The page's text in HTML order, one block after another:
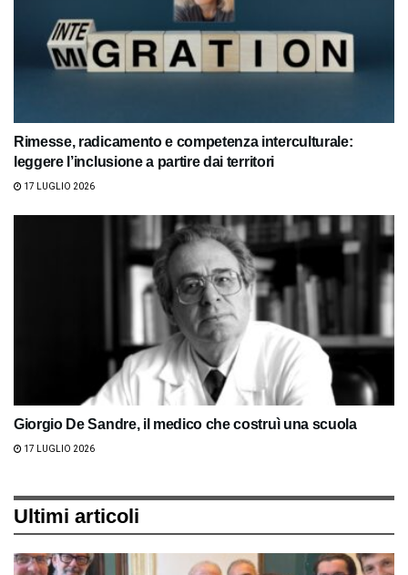
Rimesse, radicamento e competenza interculturale:
leggere l’inclusione a partire dai territori
17 LUGLIO 2026
Giorgio De Sandre, il medico che costruì una scuola
17 LUGLIO 2026
Ultimi articoli